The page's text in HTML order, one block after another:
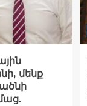
մենք